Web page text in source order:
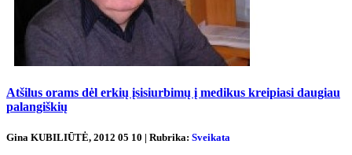
Atšilus orams dėl erkių įsisiurbimų į medikus kreipiasi daugiau
palangiškių
Gina KUBILIŪTĖ, 2012 05 10 | Rubrika: Sveikata